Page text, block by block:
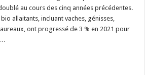
au cours des cinq années précédentes.
allaitants, incluant vaches, génisses,
ont progressé de 3 % en 2021 pour
…